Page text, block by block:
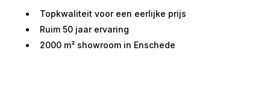
Topkwaliteit voor een eerlijke prijs
Ruim 50 jaar ervaring
2000 m² showroom in Enschede